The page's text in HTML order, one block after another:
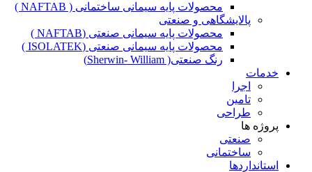
محصولات پایه سیمانی ساختمانی ( NAFTAB )
پالایشگاهی و صنعتی
محصولات پایه سیمانی صنعتی (NAFTAB )
محصولات پایه سیمانی صنعتی (ISOLATEK )
رنگ صنعتی( Sherwin- William)
خدمات
اجرا
تامین
طراحی
پروژه ها
صنعتی
ساختمانی
استانداردها